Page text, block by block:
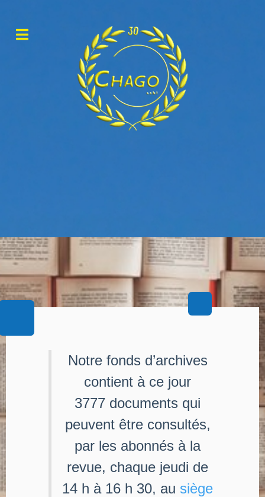
Notre fonds d’archives
contient à ce jour
3777 documents qui
peuvent être consultés,
par les abonnés à la
revue, chaque jeudi de
14 h à 16 h 30, au siège